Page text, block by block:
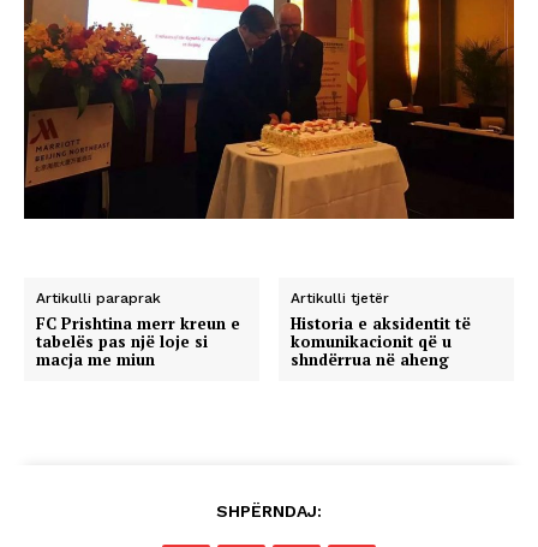
Artikulli paraprak
FC Prishtina merr kreun e
tabelës pas një loje si
macja me miun
Artikulli tjetër
Historia e aksidentit të
komunikacionit që u
shndërrua në aheng
SHPËRNDAJ: